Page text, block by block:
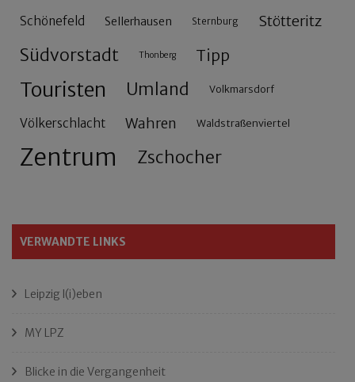
Schönefeld Sellerhausen Sternburg Stötteritz
Südvorstadt Thonberg Tipp
Touristen Umland Volkmarsdorf
Völkerschlacht Wahren Waldstraßenviertel
Zentrum Zschocher
VERWANDTE LINKS
Leipzig l(i)eben
MY LPZ
Blicke in die Vergangenheit